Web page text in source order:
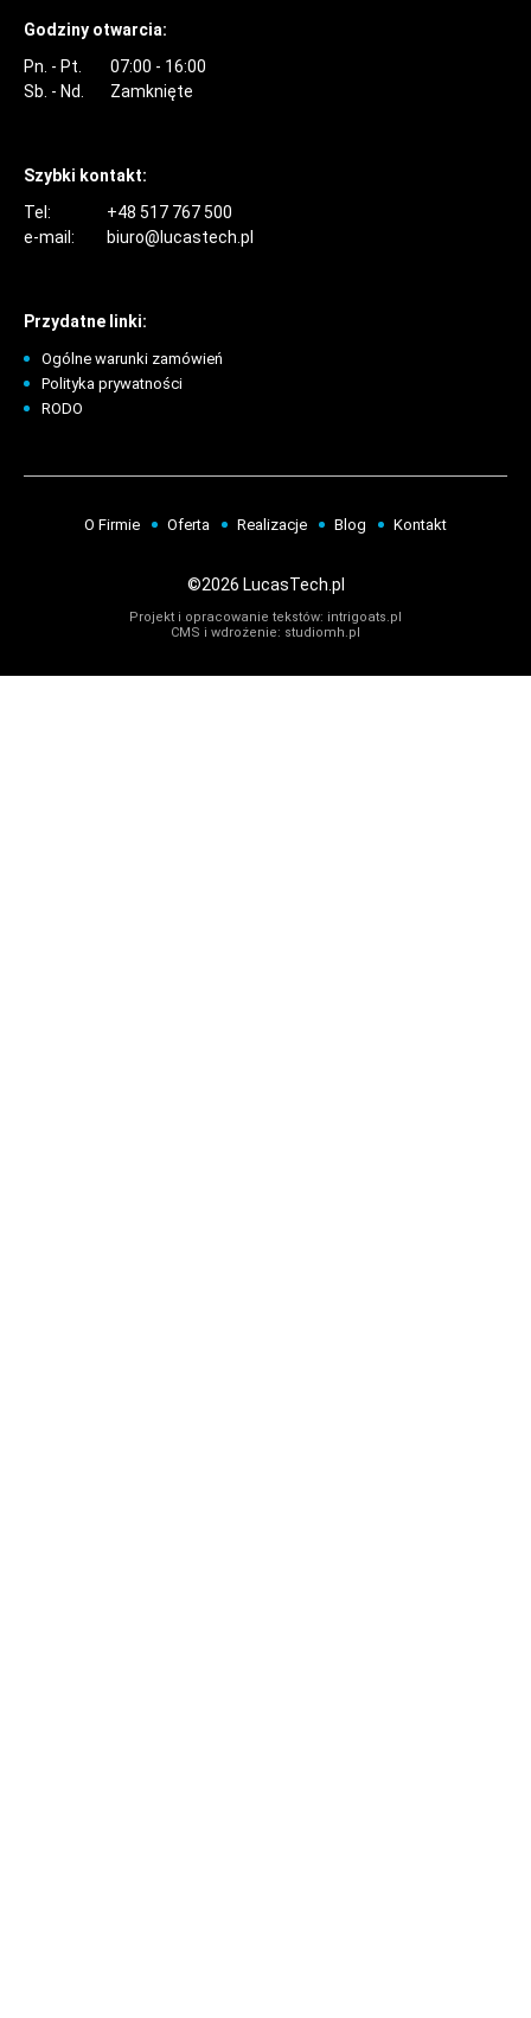
Godziny otwarcia:
Pn. - Pt.
07:00 - 16:00
Sb. - Nd.
Zamknięte
Szybki kontakt:
Tel:
+48 517 767 500
e-mail:
biuro@lucastech.pl
Przydatne linki:
Ogólne warunki zamówień
Polityka prywatności
RODO
O Firmie Oferta Realizacje Blog Kontakt
©2026 LucasTech.pl
Projekt i opracowanie tekstów: intrigoats.pl
CMS i wdrożenie: studiomh.pl